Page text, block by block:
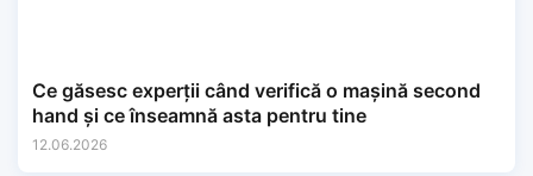
Ce găsesc experții când verifică o mașină second
hand și ce înseamnă asta pentru tine
12.06.2026